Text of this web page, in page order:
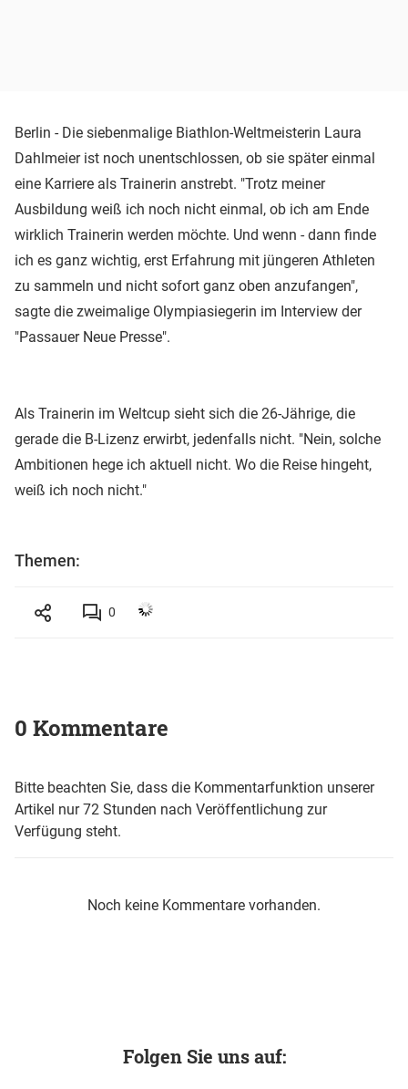
Berlin - Die siebenmalige Biathlon-Weltmeisterin Laura
Dahlmeier ist noch unentschlossen, ob sie später einmal
eine Karriere als Trainerin anstrebt. "Trotz meiner
Ausbildung weiß ich noch nicht einmal, ob ich am Ende
wirklich Trainerin werden möchte. Und wenn - dann finde
ich es ganz wichtig, erst Erfahrung mit jüngeren Athleten
zu sammeln und nicht sofort ganz oben anzufangen",
sagte die zweimalige Olympiasiegerin im Interview der
"Passauer Neue Presse".
Als Trainerin im Weltcup sieht sich die 26-Jährige, die
gerade die B-Lizenz erwirbt, jedenfalls nicht. "Nein, solche
Ambitionen hege ich aktuell nicht. Wo die Reise hingeht,
weiß ich noch nicht."
Themen:
0
0 Kommentare
Bitte beachten Sie, dass die Kommentarfunktion unserer
Artikel nur 72 Stunden nach Veröffentlichung zur
Verfügung steht.
Noch keine Kommentare vorhanden.
Folgen Sie uns auf: